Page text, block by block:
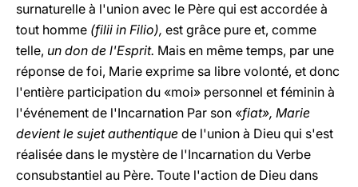
surnaturelle à l'union avec le Père qui est accordée à
tout homme (filii in Filio), est grâce pure et, comme
telle, un don de l'Esprit. Mais en même temps, par une
réponse de foi, Marie exprime sa libre volonté, et donc
l'entière participation du «moi» personnel et féminin à
l'événement de l'Incarnation Par son «fiat», Marie
devient le sujet authentique de l'union à Dieu qui s'est
réalisée dans le mystère de l'Incarnation du Verbe
consubstantiel au Père. Toute l'action de Dieu dans